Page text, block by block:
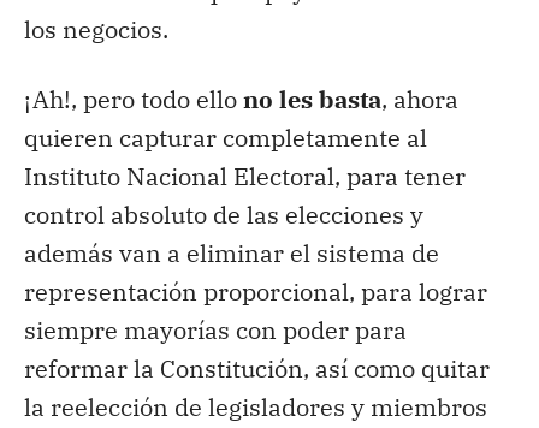
los negocios.
¡Ah!, pero todo ellono les basta, ahora
quieren capturar completamente al
Instituto Nacional Electoral, para tener
control absoluto de las elecciones y
además van a eliminar el sistema de
representación proporcional, para lograr
siempre mayorías con poder para
reformar la Constitución, así como quitar
la reelección de legisladores y miembros